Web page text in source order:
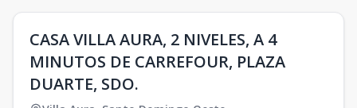
CASA VILLA AURA, 2 NIVELES, A 4
MINUTOS DE CARREFOUR, PLAZA
DUARTE, SDO.